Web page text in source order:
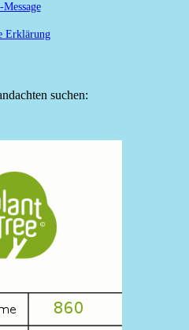
Erklärung
suchen: